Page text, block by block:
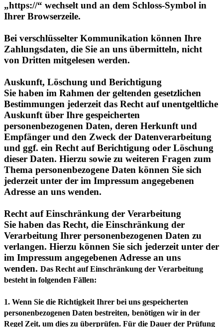
Bei verschlüsselter Kommunikation können Ihre
von Dritten mitgelesen werden.
Auskunft, Löschung und Berichtigung
Bestimmungen jederzeit das Recht auf unentgeltliche
Auskunft über Ihre gespeicherten
personenbezogenen Daten, deren Herkunft und
Empfänger und den Zweck der Datenverarbeitung
und ggf. ein Recht auf Berichtigung oder Löschung
dieser Daten. Hierzu sowie zu weiteren Fragen zum
Thema personenbezogene Daten können Sie sich
jederzeit unter der im Impressum angegebenen
Adresse an uns wenden.
Recht auf Einschränkung der Verarbeitung
Verarbeitung Ihrer personenbezogenen Daten zu
verlangen. Hierzu können Sie sich jederzeit unter der
im Impressum angegebenen Adresse an uns
wenden.Das Recht auf Einschränkung der Verarbeitung
besteht in folgenden Fällen:
1. Wenn Sie die Richtigkeit Ihrer bei uns gespeicherten
Regel Zeit, um dies zu überprüfen. Für die Dauer der Prüfung
haben Sie das Recht, die Einschränkung der Verarbeitung
Ihrer personenbezogenen Daten zu verlangen.